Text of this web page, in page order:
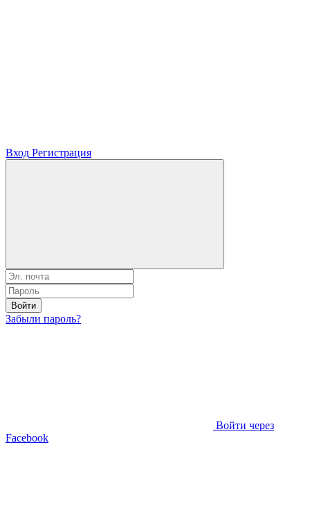
Вход Регистрация
Войти
Забыли пароль?
Войти через
Facebook